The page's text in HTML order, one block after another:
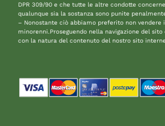
DPR 309/90 e che tutte le altre condotte
qualunque sia la sostanza sono punite
– Nonostante ciò abbiamo preferito non vendere
minorenni.Proseguendo nella navigazione del
con la natura del contenuto del nostro sito